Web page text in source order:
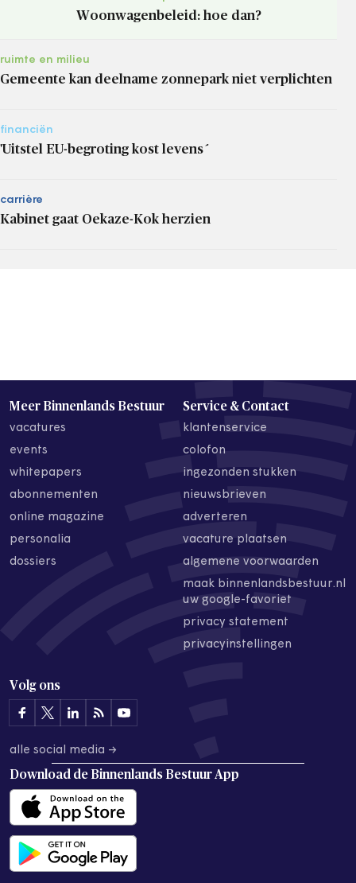
Woonwagenbeleid: hoe dan?
ruimte en milieu
Gemeente kan deelname zonnepark niet verplichten
financiën
'Uitstel EU-begroting kost levens´
carrière
Kabinet gaat Oekaze-Kok herzien
Meer Binnenlands Bestuur
vacatures
events
whitepapers
abonnementen
online magazine
personalia
dossiers
Service & Contact
klantenservice
colofon
ingezonden stukken
nieuwsbrieven
adverteren
vacature plaatsen
algemene voorwaarden
maak binnenlandsbestuur.nl
uw google-favoriet
privacy statement
privacyinstellingen
Volg ons
alle social media →
Download de Binnenlands Bestuur App